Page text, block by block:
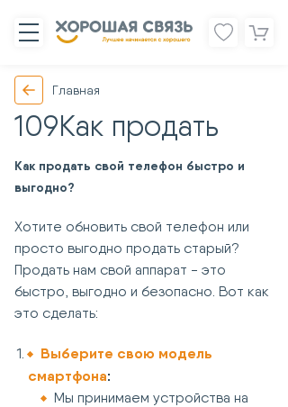
Главная
109Как продать
Как продать свой телефон быстро и
выгодно?
Хотите обновить свой телефон или
просто выгодно продать старый?
Продать нам свой аппарат - это
быстро, выгодно и безопасно. Вот как
это сделать:
Выберите свою модель
смартфона:
Мы принимаем устройства на